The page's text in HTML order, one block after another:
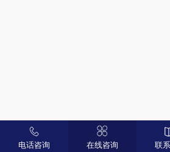
电话咨询 在线咨询 联